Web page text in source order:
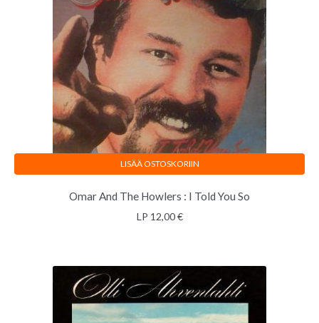
Omar And The Howlers : I Told You So
LP 12,00€
LISÄÄ OSTOSKORIIN